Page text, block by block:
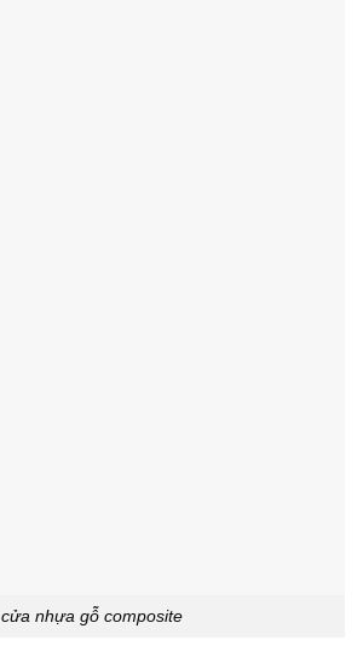
cửa nhựa gỗ composite